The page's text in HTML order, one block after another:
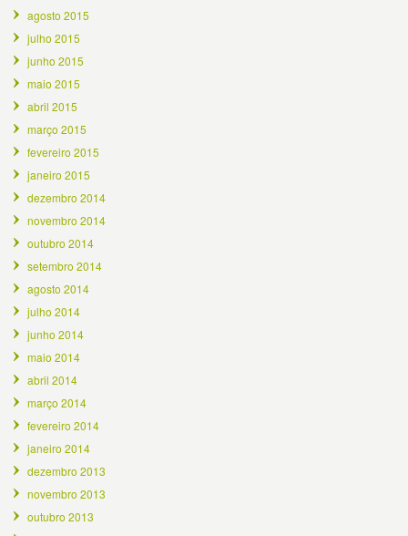
agosto 2015
julho 2015
junho 2015
maio 2015
abril 2015
março 2015
fevereiro 2015
janeiro 2015
dezembro 2014
novembro 2014
outubro 2014
setembro 2014
agosto 2014
julho 2014
junho 2014
maio 2014
abril 2014
março 2014
fevereiro 2014
janeiro 2014
dezembro 2013
novembro 2013
outubro 2013